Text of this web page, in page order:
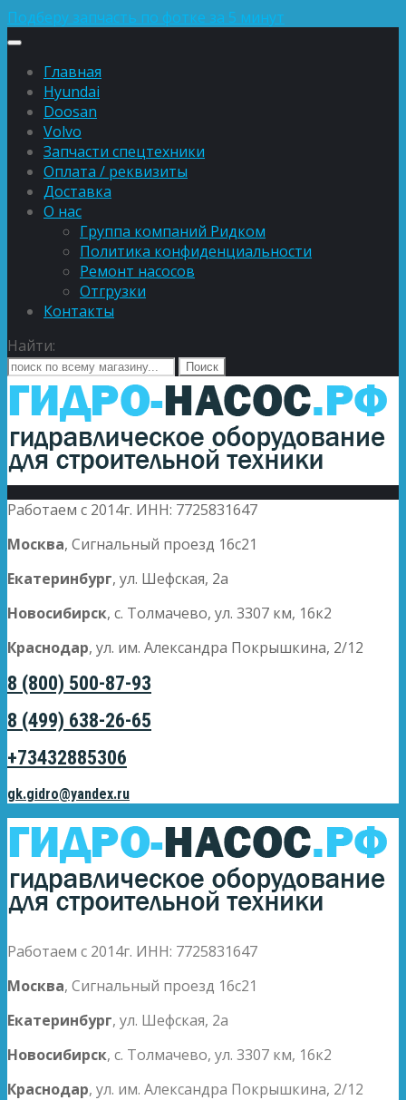
Подберу запчасть по фотке за 5 минут
Главная
Hyundai
Doosan
Volvo
Запчасти спецтехники
Оплата / реквизиты
Доставка
О нас
Группа компаний Ридком
Политика конфиденциальности
Ремонт насосов
Отгрузки
Контакты
Найти:
Работаем с 2014г. ИНН: 7725831647
Москва, Сигнальный проезд 16с21
Екатеринбург, ул. Шефская, 2а
Новосибирск, с. Толмачево, ул. 3307 км, 16к2
Краснодар, ул. им. Александра Покрышкина, 2/12
8 (800) 500-87-93
8 (499) 638-26-65
+73432885306
gk.gidro@yandex.ru
Работаем с 2014г. ИНН: 7725831647
Москва, Сигнальный проезд 16с21
Екатеринбург, ул. Шефская, 2а
Новосибирск, с. Толмачево, ул. 3307 км, 16к2
Краснодар, ул. им. Александра Покрышкина, 2/12